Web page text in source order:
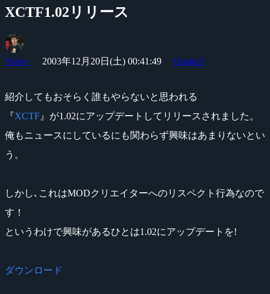
XCTF1.02リリース
Yossy 2003年12月20日(土) 00:41:49 Quake3
紹介してもおそらく誰もやらないと思われる
『XCTF 』が1.02にアップデートしてリリースされました。
俺もニュースにしているにも関わらず興味はあまりないとい
う。
しかし､これはMODクリエイターへのリスペクト行為なので
す！
というわけで興味があるひとは1.02にアップデートを!
ダウンロード